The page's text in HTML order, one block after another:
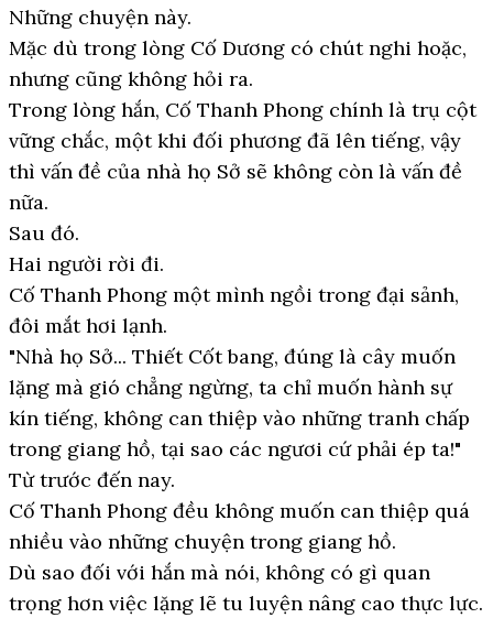
Những chuyện này.
Mặc dù trong lòng Cố Dương có chút nghi hoặc,
nhưng cũng không hỏi ra.
Trong lòng hắn, Cố Thanh Phong chính là trụ cột
vững chắc, một khi đối phương đã lên tiếng, vậy
thì vấn đề của nhà họ Sở sẽ không còn là vấn đề
nữa.
Sau đó.
Hai người rời đi.
Cố Thanh Phong một mình ngồi trong đại sảnh,
đôi mắt hơi lạnh.
"Nhà họ Sở... Thiết Cốt bang, đúng là cây muốn
lặng mà gió chẳng ngừng, ta chỉ muốn hành sự
kín tiếng, không can thiệp vào những tranh chấp
trong giang hồ, tại sao các ngươi cứ phải ép ta!"
Từ trước đến nay.
Cố Thanh Phong đều không muốn can thiệp quá
nhiều vào những chuyện trong giang hồ.
Dù sao đối với hắn mà nói, không có gì quan
trọng hơn việc lặng lẽ tu luyện nâng cao thực lực.